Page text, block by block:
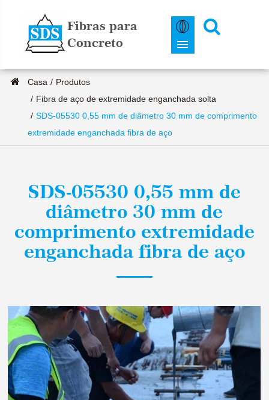
Fibras para
Concreto
Casa
Produtos
Fibra de aço de extremidade enganchada solta
SDS-05530 0,55 mm de diâmetro 30 mm de comprimento
extremidade enganchada fibra de aço
SDS-05530 0,55 mm de
diâmetro 30 mm de
comprimento extremidade
enganchada fibra de aço